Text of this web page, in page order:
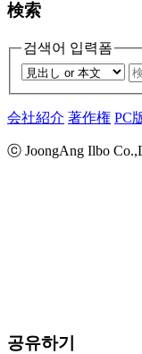
検索
검색어 입력폼
会社紹介 著作権 PC
ⓒ JoongAng Ilbo
공유하기